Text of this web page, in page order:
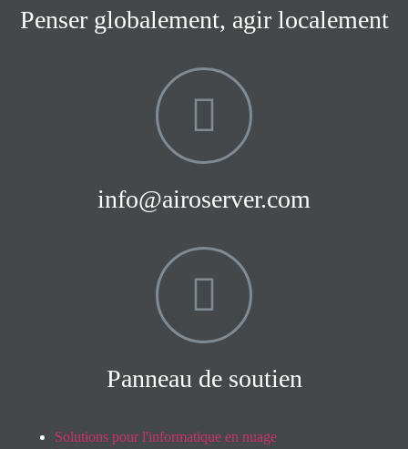
Penser globalement, agir localement
info@airoserver.com
Panneau de soutien
Solutions pour l'informatique en nuage